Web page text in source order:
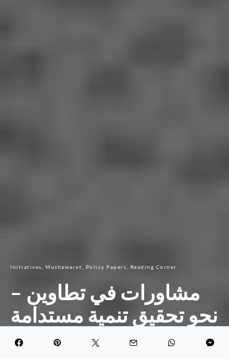
Initiatives Mushawarat Policy Papers Reading Corner
مشاورات في تطاوين –
نحو تحقيق تنمية مستدامة
وعادلة